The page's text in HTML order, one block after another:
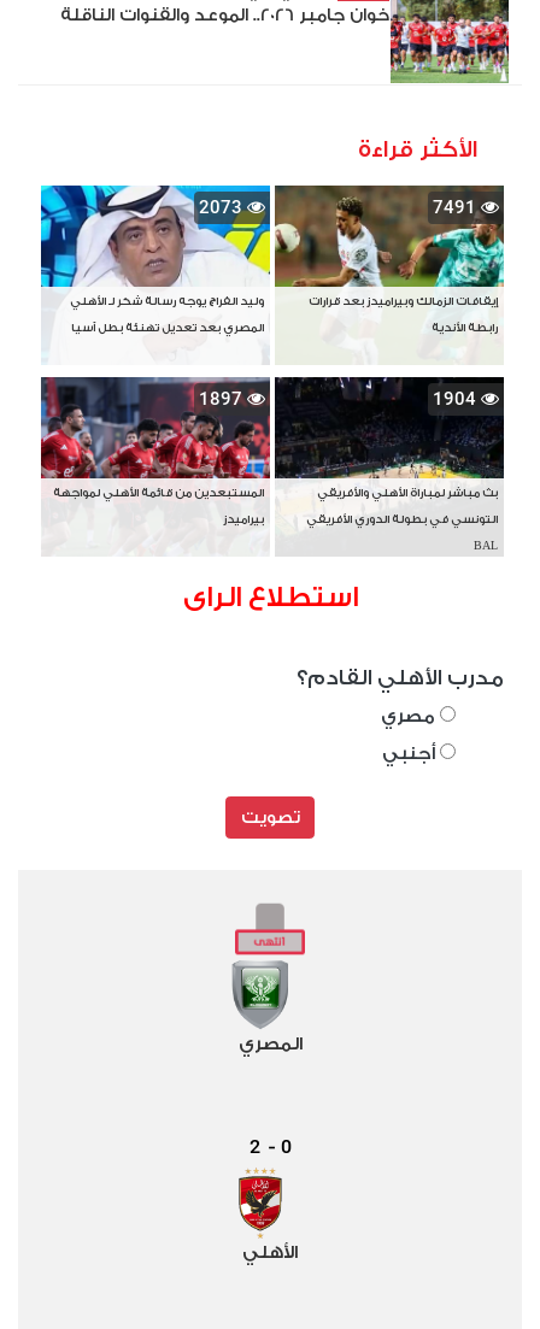
خوان جامبر 2026.. الموعد والقنوات الناقلة
الأكثر قراءة
7491
إيقافات الزمالك وبيراميدز بعد قرارات
رابطة الأندية
2073
وليد الفراج يوجه رسالة شكر لـ الأهلي
المصري بعد تعديل تهنئة بطل آسيا
1904
بث مباشر لمباراة الأهلي والأفريقي
التونسي في بطولة الدوري الأفريقي
BAL
1897
المستبعدين من قائمة الأهلي لمواجهة
بيراميدز
استطلاع الراى
مدرب الأهلي القادم؟
مصري
أجنبي
تصويت
المصري
0
-
2
الأهلي